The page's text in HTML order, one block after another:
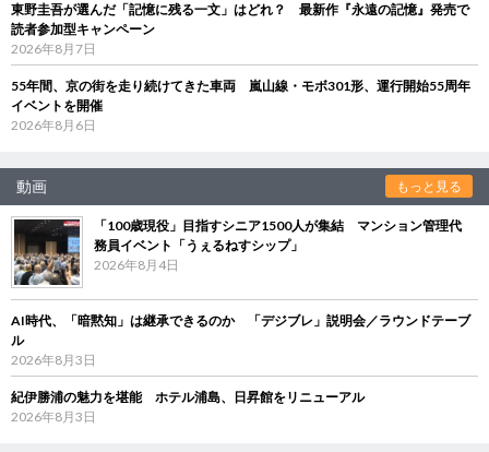
東野圭吾が選んだ「記憶に残る一文」はどれ？ 最新作『永遠の記憶』発売で
読者参加型キャンペーン
2026年8月7日
55年間、京の街を走り続けてきた車両 嵐山線・モボ301形、運行開始55周年
イベントを開催
2026年8月6日
動画 もっと見る
「100歳現役」目指すシニア1500人が集結 マンション管理代
務員イベント「うぇるねすシップ」
2026年8月4日
AI時代、「暗黙知」は継承できるのか 「デジブレ」説明会／ラウンドテーブ
ル
2026年8月3日
紀伊勝浦の魅力を堪能 ホテル浦島、日昇館をリニューアル
2026年8月3日